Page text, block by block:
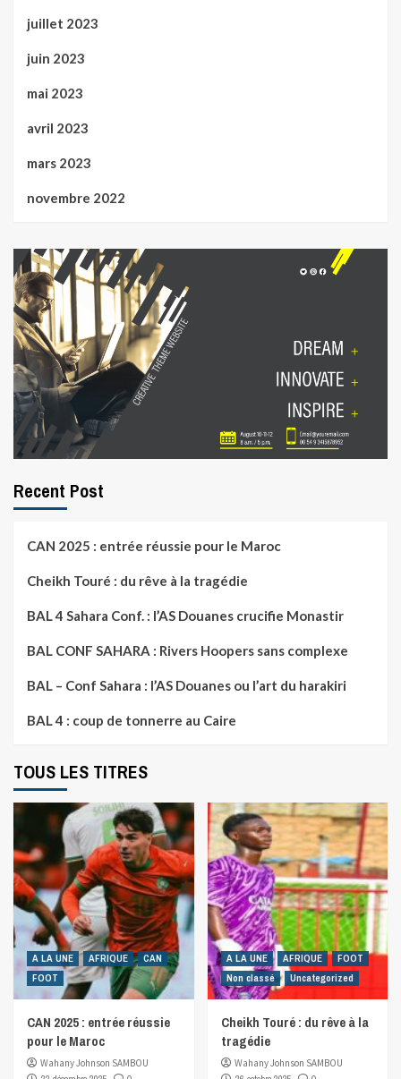
juillet 2023
juin 2023
mai 2023
avril 2023
mars 2023
novembre 2022
Recent Post
CAN 2025 : entrée réussie pour le Maroc
Cheikh Touré : du rêve à la tragédie
BAL 4 Sahara Conf. : l’AS Douanes crucifie Monastir
BAL CONF SAHARA : Rivers Hoopers sans complexe
BAL – Conf Sahara : l’AS Douanes ou l’art du harakiri
BAL 4 : coup de tonnerre au Caire
TOUS LES TITRES
A LA UNE AFRIQUE
CAN
FOOT
CAN 2025 : entrée réussie
pour le Maroc
Wahany Johnson SAMBOU
A LA UNE AFRIQUE
FOOT
Non classé
Uncategorized
Cheikh Touré : du rêve à la
tragédie
Wahany Johnson SAMBOU